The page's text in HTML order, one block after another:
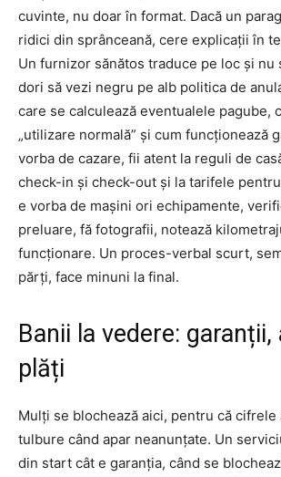
cuvinte, nu doar în format. Dacă un
ridici din sprânceană, cere explicații în
Un furnizor sănătos traduce pe loc și nu
dori să vezi negru pe alb politica de
care se calculează eventualele pagube,
„utilizare normală” și cum funcționează
vorba de cazare, fii atent la reguli de
check-in și check-out și la tarifele
e vorba de mașini ori echipamente,
preluare, fă fotografii, notează
funcționare. Un proces-verbal scurt,
părți, face minuni la final.
Banii la vedere:
plăți
Mulți se blochează aici, pentru că cifrele
tulbure când apar neanunțate. Un
din start cât e garanția, când se